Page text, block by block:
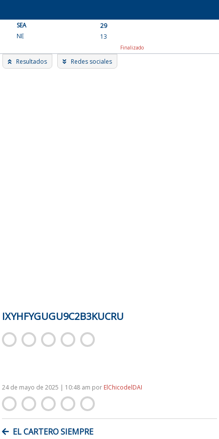
content
SEA
29
NE
13
Finalizado
Resultados Redes sociales
IXYHFYGUGU9C2B3KUCRU
24 de mayo de 2025 | 10:48 am por ElChicodelDAI
DE EL CARTERO SIEMPRE